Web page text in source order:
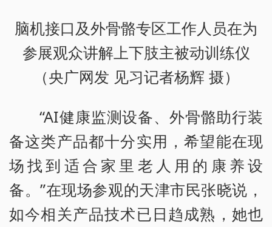
脑机接口及外骨骼专区工作人员在为
参展观众讲解上下肢主被动训练仪
（央广网发 见习记者杨辉 摄）
“AI健康监测设备、外骨骼助行装
备这类产品都十分实用，希望能在现
场找到适合家里老人用的康养设
备。”在现场参观的天津市民张晓说，
如今相关产品技术已日趋成熟，她也